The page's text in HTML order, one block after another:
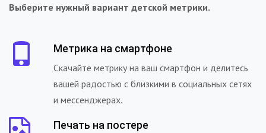
Выберите нужный вариант детской метрики.
Метрика на смартфоне
Скачайте метрику на ваш смартфон и делитесь
вашей радостью с близкими в социальных сетях
и мессенджерах.
Печать на постере